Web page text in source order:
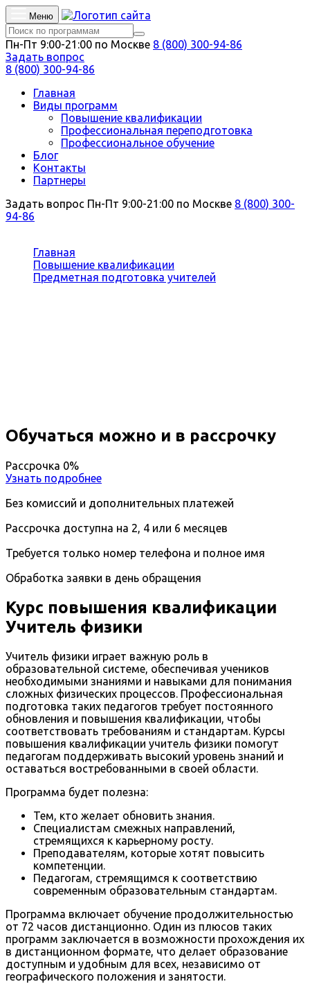
Меню
Пн-Пт 9:00-21:00 по Москве 8 (800) 300-94-86
Задать вопрос
8 (800) 300-94-86
Главная
Виды программ
Повышение квалификации
Профессиональная переподготовка
Профессиональное обучение
Блог
Контакты
Партнеры
Задать вопрос Пн-Пт 9:00-21:00 по Москве 8 (800) 300-
94-86
Главная
Повышение квалификации
Предметная подготовка учителей
Обучаться можно и в рассрочку
Рассрочка 0%
Узнать подробнее
Без комиссий и дополнительных платежей
Рассрочка доступна на 2, 4 или 6 месяцев
Требуется только номер телефона и полное имя
Обработка заявки в день обращения
Курс повышения квалификации
Учитель физики
Учитель физики играет важную роль в
образовательной системе, обеспечивая учеников
необходимыми знаниями и навыками для понимания
сложных физических процессов. Профессиональная
подготовка таких педагогов требует постоянного
обновления и повышения квалификации, чтобы
соответствовать требованиям и стандартам. Курсы
повышения квалификации учитель физики помогут
педагогам поддерживать высокий уровень знаний и
оставаться востребованными в своей области.
Программа будет полезна:
Тем, кто желает обновить знания.
Специалистам смежных направлений,
стремящихся к карьерному росту.
Преподавателям, которые хотят повысить
компетенции.
Педагогам, стремящимся к соответствию
современным образовательным стандартам.
Программа включает обучение продолжительностью
от 72 часов дистанционно. Один из плюсов таких
программ заключается в возможности прохождения их
в дистанционном формате, что делает образование
доступным и удобным для всех, независимо от
географического положения и занятости.